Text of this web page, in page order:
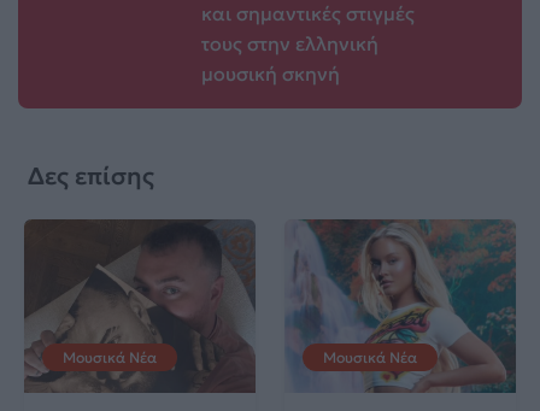
και σημαντικές στιγμές
τους στην ελληνική
μουσική σκηνή
Δες επίσης
Μουσικά Νέα Μουσικά Νέα